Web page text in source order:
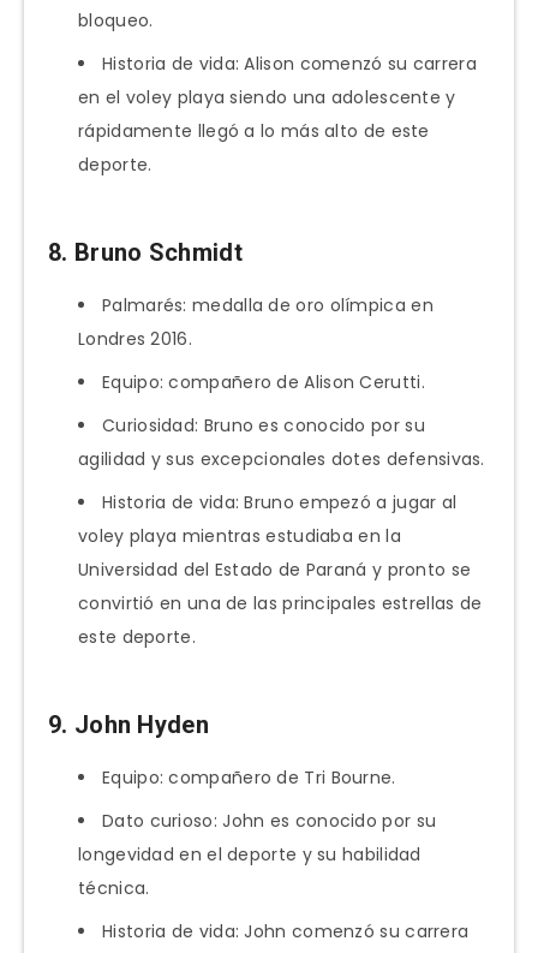
bloqueo.
Historia de vida: Alison comenzó su carrera
en el voley playa siendo una adolescente y
rápidamente llegó a lo más alto de este
deporte.
8. Bruno Schmidt
Palmarés: medalla de oro olímpica en
Londres 2016.
Equipo: compañero de Alison Cerutti.
Curiosidad: Bruno es conocido por su
agilidad y sus excepcionales dotes defensivas.
Historia de vida: Bruno empezó a jugar al
voley playa mientras estudiaba en la
Universidad del Estado de Paraná y pronto se
convirtió en una de las principales estrellas de
este deporte.
9. John Hyden
Equipo: compañero de Tri Bourne.
Dato curioso: John es conocido por su
longevidad en el deporte y su habilidad
técnica.
Historia de vida: John comenzó su carrera